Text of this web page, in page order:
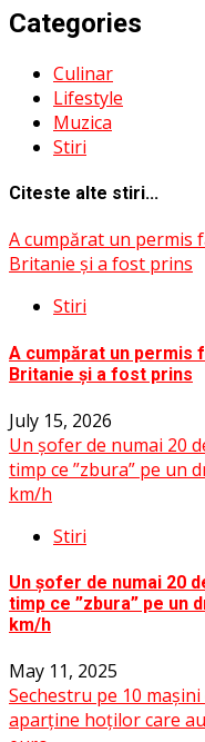
Categories
Culinar
Lifestyle
Muzica
Stiri
Citeste alte stiri...
A cumpărat un permis
Britanie și a fost prins
Stiri
A cumpărat un permis
Britanie și a fost prins
July 15, 2026
Un șofer de numai 20
timp ce ”zbura” pe un
km/h
Stiri
Un șofer de numai 20
timp ce ”zbura” pe un
km/h
May 11, 2025
Sechestru pe 10
aparține hoților care